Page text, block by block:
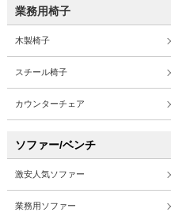
業務用椅子
木製椅子
スチール椅子
カウンターチェア
ソファー/ベンチ
激安人気ソファー
業務用ソファー